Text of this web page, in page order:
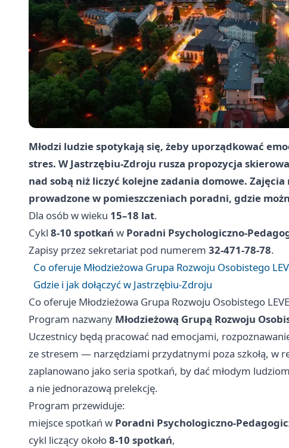
Młodzi ludzie spotykają się, żeby uporządkować
stres. W Jastrzębiu-Zdroju rusza propozycja
nad sobą niż liczyć kolejne zadania domowe.
prowadzone w pomieszczeniach poradni, gdzie
Dla osób w wieku 15–18 lat.
Cykl 8-10 spotkań w Poradni Psychologiczno-
Zapisy przez sekretariat pod numerem 32-471-78-78.
Co oferuje Młodzieżowa Grupa Rozwoju Osobistego
Gdzie i jak dołączyć w Jastrzębiu-Zdroju
Co oferuje Młodzieżowa Grupa Rozwoju Osobistego
Program nazwany Młodzieżową Grupą Rozwoju
Uczestnicy będą pracować nad emocjami,
ze stresem — narzędziami przydatnymi poza szkołą, w
zaplanowano jako seria spotkań, by dać młodym
a nie jednorazową prelekcję.
Program przewiduje:
miejsce spotkań w Poradni Psychologiczno-
cykl liczący około8-10 spotkań,